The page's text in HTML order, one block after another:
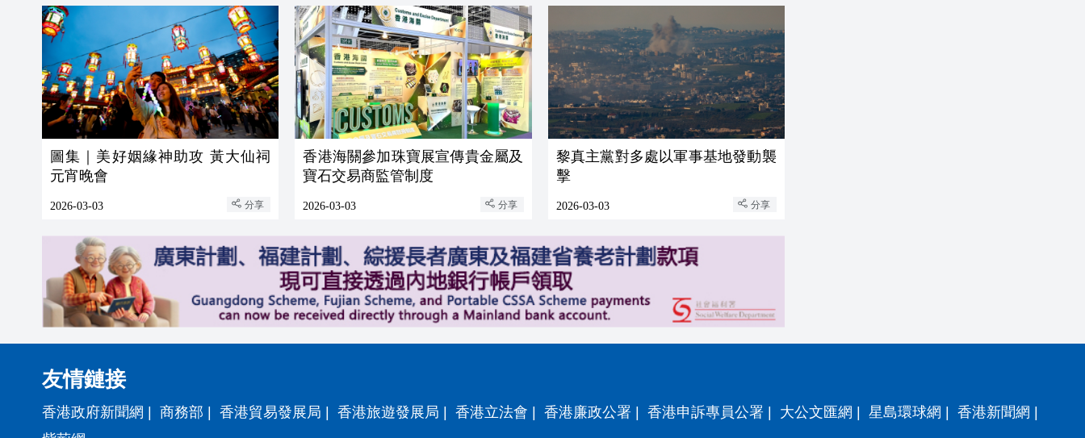
圖集｜美好姻緣神助攻 黃大仙祠
元宵晚會
2026-03-03 分享
香港海關參加珠寶展宣傳貴金屬及
寶石交易商監管制度
2026-03-03 分享
黎真主黨對多處以軍事基地發動襲
擊
2026-03-03 分享
友情鏈接
香港政府新聞網 | 商務部 | 香港貿易發展局 | 香港旅遊發展局 | 香港立法會 | 香港廉政公署 | 香港申訴專員公署 | 大公文匯網 | 星島環球網 | 香港新聞網 |